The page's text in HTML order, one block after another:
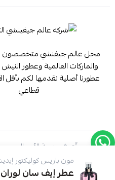
مون باريس كوليكتور
عطر إيف سان لوران
محل عالم جيفنشي متخصصون
والماركات العالمية وعطور
عطورنا أصلية نقدمها لكم بأقل
قطاعي
موثّق في منصة الأعمال